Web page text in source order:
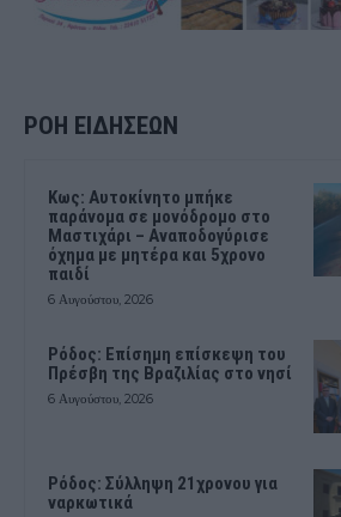
ΡΟΗ ΕΙΔΗΣΕΩΝ
Kως: Αυτοκίνητο μπήκε
παράνομα σε μονόδρομο στο
Μαστιχάρι – Αναποδογύρισε
όχημα με μητέρα και 5χρονο
παιδί
6 Αυγούστου, 2026
Ρόδος: Επίσημη επίσκεψη του
Πρέσβη της Βραζιλίας στο νησί
6 Αυγούστου, 2026
Ρόδος: Σύλληψη 21χρονου για
ναρκωτικά